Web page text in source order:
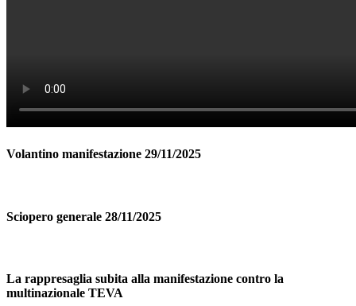
Volantino manifestazione 29/11/2025
Sciopero generale 28/11/2025
La rappresaglia subita alla manifestazione contro la
multinazionale TEVA